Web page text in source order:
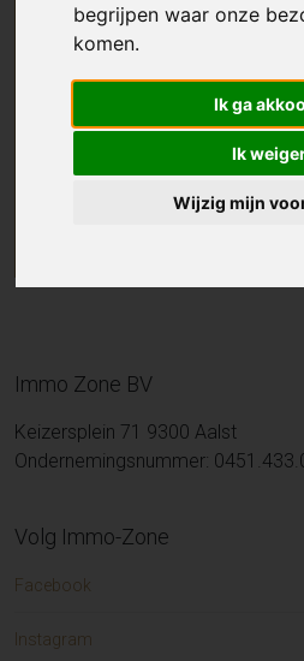
begrijpen waar onze
komen.
Ik ga
Ik
Wijzig mijn
We helpen u
Maak hier een zoekprofiel
de hoogte van
Immo Zone BV
Keizersplein 71 9300 Aalst
Ondernemingsnummer:
Volg Immo-Zone
Facebook
Instagram